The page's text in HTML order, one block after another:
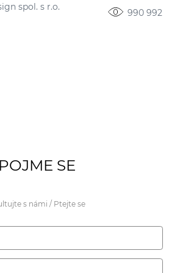
spol. s r.o.
990 992
SE
s námi / Ptejte se